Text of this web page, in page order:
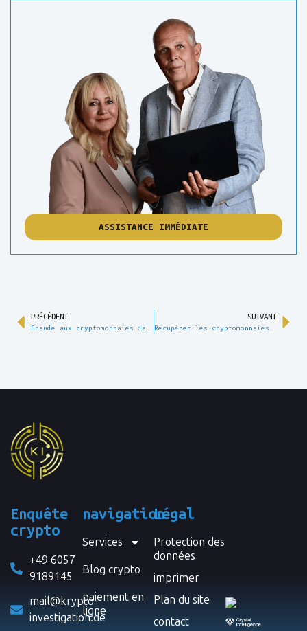
ASSISTANCE IMMÉDIATE
PRÉCÉDENT
Fraude aux cryptomonnaies dans le district de Sigmaringen : les enquêteurs saisissent des cryptomonnaies d’une valeur de 100 000 $ – avec le soutien de Crypto Investigation
SUIVANT
Récupérer les cryptomonnaies volées : ce que les personnes concernées doivent savoir
Enquête
crypto
+49 6057
9189145
mail@krypto-
investigation.de
navigation
Services
Blog crypto
paiement en
ligne
Légal
Protection des
données
imprimer
Plan du site
contact